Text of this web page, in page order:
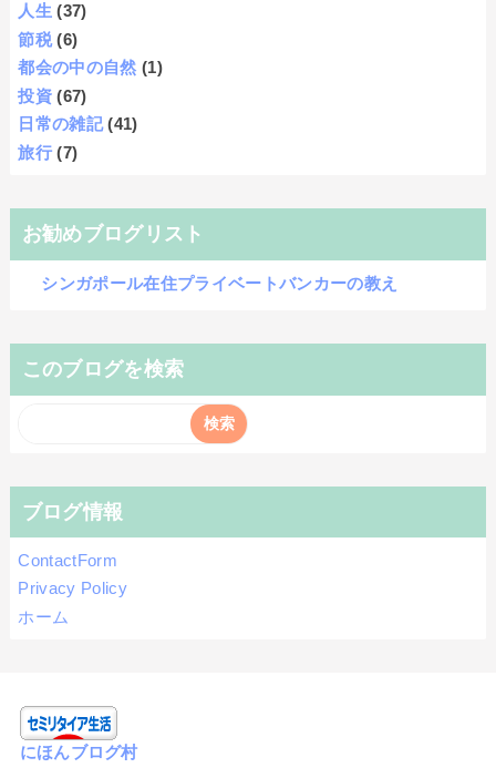
人生 (37)
節税 (6)
都会の中の自然 (1)
投資 (67)
日常の雑記 (41)
旅行 (7)
お勧めブログリスト
シンガポール在住プライベートバンカーの教え
このブログを検索
ブログ情報
ContactForm
Privacy Policy
ホーム
にほんブログ村